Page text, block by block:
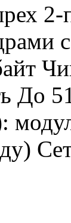
2-
До